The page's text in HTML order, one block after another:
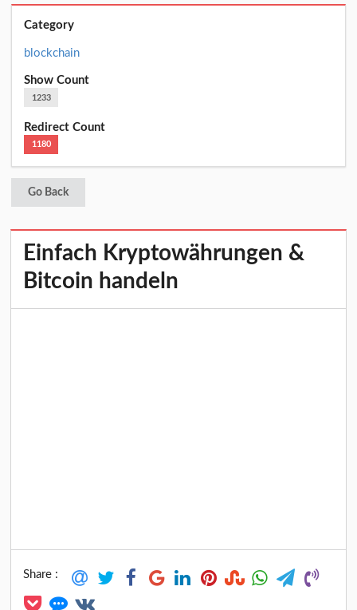
Category
blockchain
Show Count
1233
Redirect Count
1180
Go Back
Einfach Kryptowährungen &
Bitcoin handeln
Share :